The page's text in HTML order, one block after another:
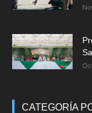
CATEGORÍA